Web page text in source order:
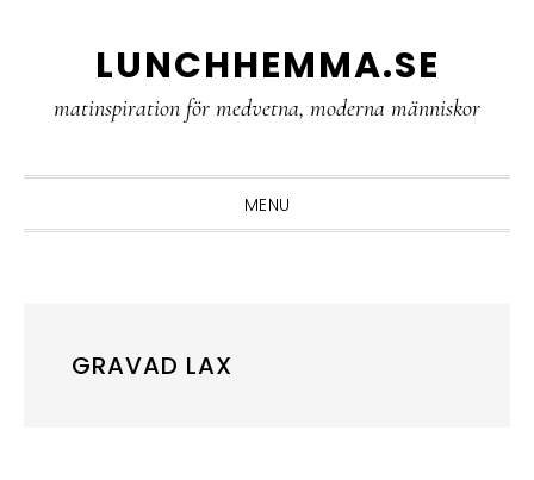
primary
primary
LUNCHHEMMA.SE
matinspiration för medvetna, moderna människor
MENU
GRAVAD LAX